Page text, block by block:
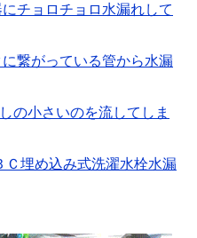
チョロチョロ水漏れして
繋がっている管から水漏
の小さいのを流してしま
Ｃ埋め込み式洗濯水栓水漏